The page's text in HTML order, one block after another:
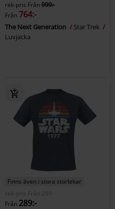
rek-pris Från999:-
Från 764:-
The Next Generation
Star Trek
Luvjacka
Finns även i stora storlekar
rek-pris
Från 299:-
Från 289:-